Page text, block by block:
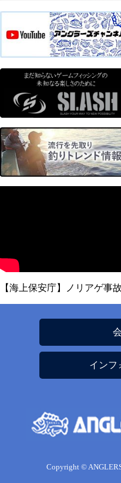
【海上保安庁】ノリアゲ事
インフ
Copyright ©